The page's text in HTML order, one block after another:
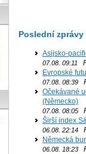
Poslední zprávy
Asijsko-
07.08. 09:11
Evropské
07.08. 08:39
Očekávané
(Německo)
07.08. 08:05
Širší index
06.08. 22:14
Německá
06.08. 18:23